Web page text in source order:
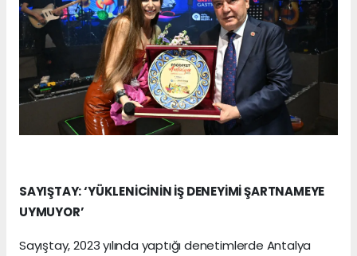
SAYIŞTAY: ‘YÜKLENİCİNİN İŞ DENEYİMİ ŞARTNAMEYE
UYMUYOR’
Sayıştay, 2023 yılında yaptığı denetimlerde Antalya